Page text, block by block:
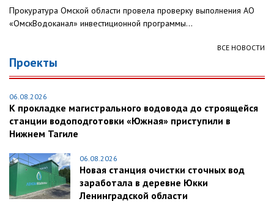
Прокуратура Омской области провела проверку выполнения АО
«ОмскВодоканал» инвестиционной программы...
ВСЕ НОВОСТИ
Проекты
06.08.2026
К прокладке магистрального водовода до строящейся
станции водоподготовки «Южная» приступили в
Нижнем Тагиле
06.08.2026
Новая станция очистки сточных вод
заработала в деревне Юкки
Ленинградской области